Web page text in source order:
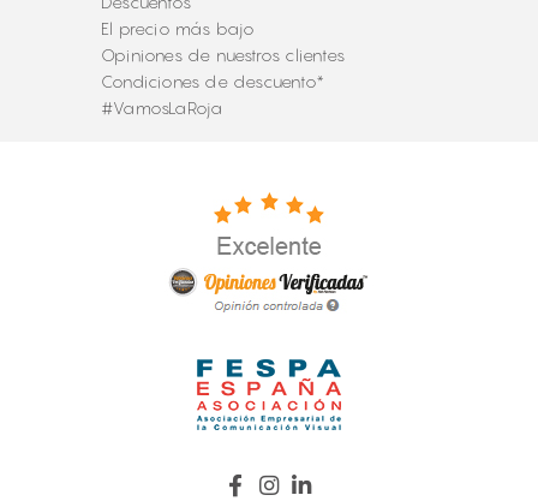
El precio más bajo
Opiniones de nuestros clientes
Condiciones de descuento*
#VamosLaRoja